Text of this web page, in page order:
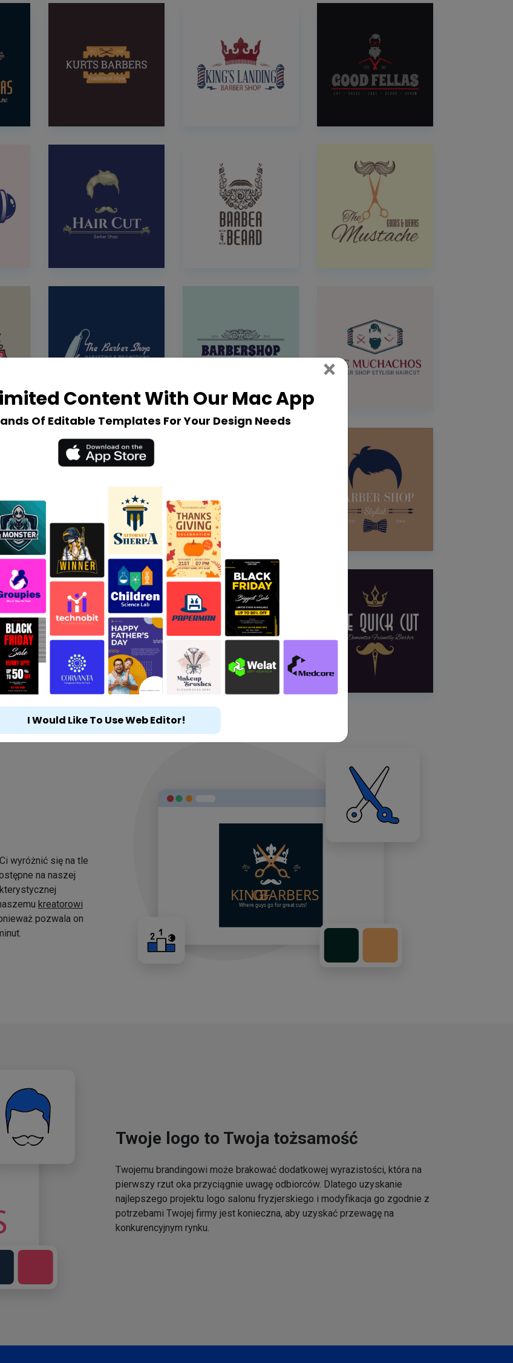
wyróżnić się na tle
na naszej
kreatorowi
pozwala on
Twoje logo to Twoja tożsamość
Twojemu brandingowi może brakować dodatkowej wyrazistości, która na
pierwszy rzut oka przyciągnie uwagę odbiorców. Dlatego uzyskanie
najlepszego projektu logo salonu fryzjerskiego i modyfikacja go zgodnie z
potrzebami Twojej firmy jest konieczna, aby uzyskać przewagę na
konkurencyjnym rynku.
Content With Our Mac App
Of Editable Templates For Your Design Needs
× Close
I Would Like To Use Web Editor!